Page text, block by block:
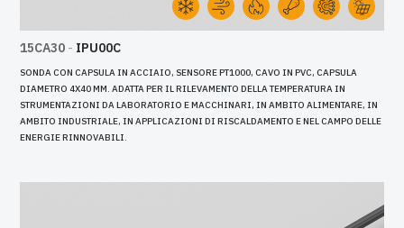
15CA30 - IPU00C
SONDA CON CAPSULA IN ACCIAIO, SENSORE PT1000, CAVO IN PVC, CAPSULA
DIAMETRO 4X40 MM. ADATTA PER IL RILEVAMENTO DELLA TEMPERATURA IN
STRUMENTAZIONI DA LABORATORIO E MACCHINARI, IN AMBITO ALIMENTARE, IN
AMBITO INDUSTRIALE, IN APPLICAZIONI DI RISCALDAMENTO E NEL CAMPO DELLE
ENERGIE RINNOVABILI.